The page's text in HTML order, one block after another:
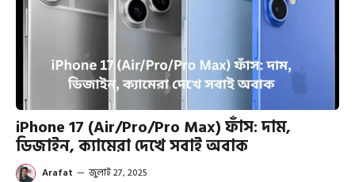
iPhone 17 (Air/Pro/Pro Max) ফাঁস: দাম,
ডিজাইন, ক্যামেরা দেখে সবাই অবাক
Arafat — জুলাই 27, 2025